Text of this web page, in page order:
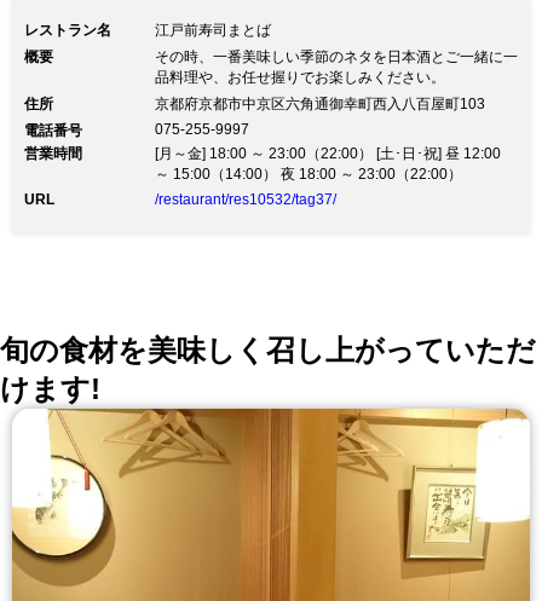
レストラン名
江戸前寿司まとば
概要
その時、一番美味しい季節のネタを日本酒とご一緒に一
品料理や、お任せ握りでお楽しみください。
住所
京都府京都市中京区六角通御幸町西入八百屋町103
電話番号
075-255-9997
営業時間
[月～金] 18:00 ～ 23:00（22:00） [土･日･祝] 昼 12:00
～ 15:00（14:00） 夜 18:00 ～ 23:00（22:00）
URL
/restaurant/res10532/tag37/
旬の食材を美味しく召し上がっていただ
けます!